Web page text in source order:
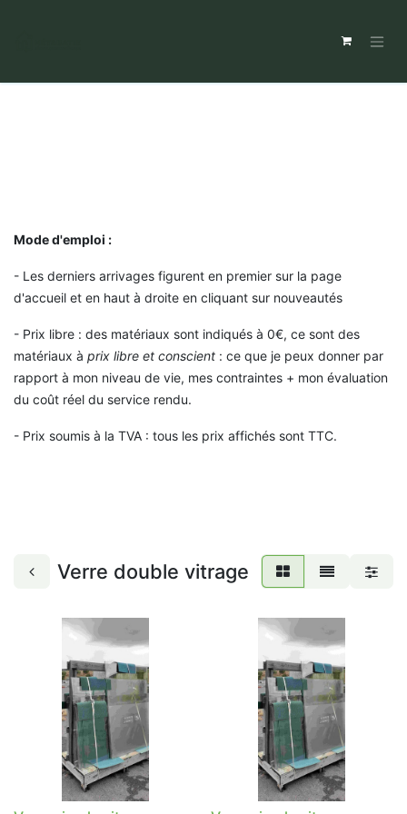
Mode d'emploi :
- Les derniers arrivages figurent en premier sur la page
d'accueil et en haut à droite en cliquant sur nouveautés
- Prix libre : des matériaux sont indiqués à 0€, ce sont des
matériaux à prix libre et conscient : ce que je peux donner par
rapport à mon niveau de vie, mes contraintes + mon évaluation
du coût réel du service rendu.
- Prix soumis à la TVA : tous les prix affichés sont TTC.
Verre double vitrage